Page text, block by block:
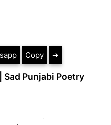
Copy ➔
Punjabi Poetry